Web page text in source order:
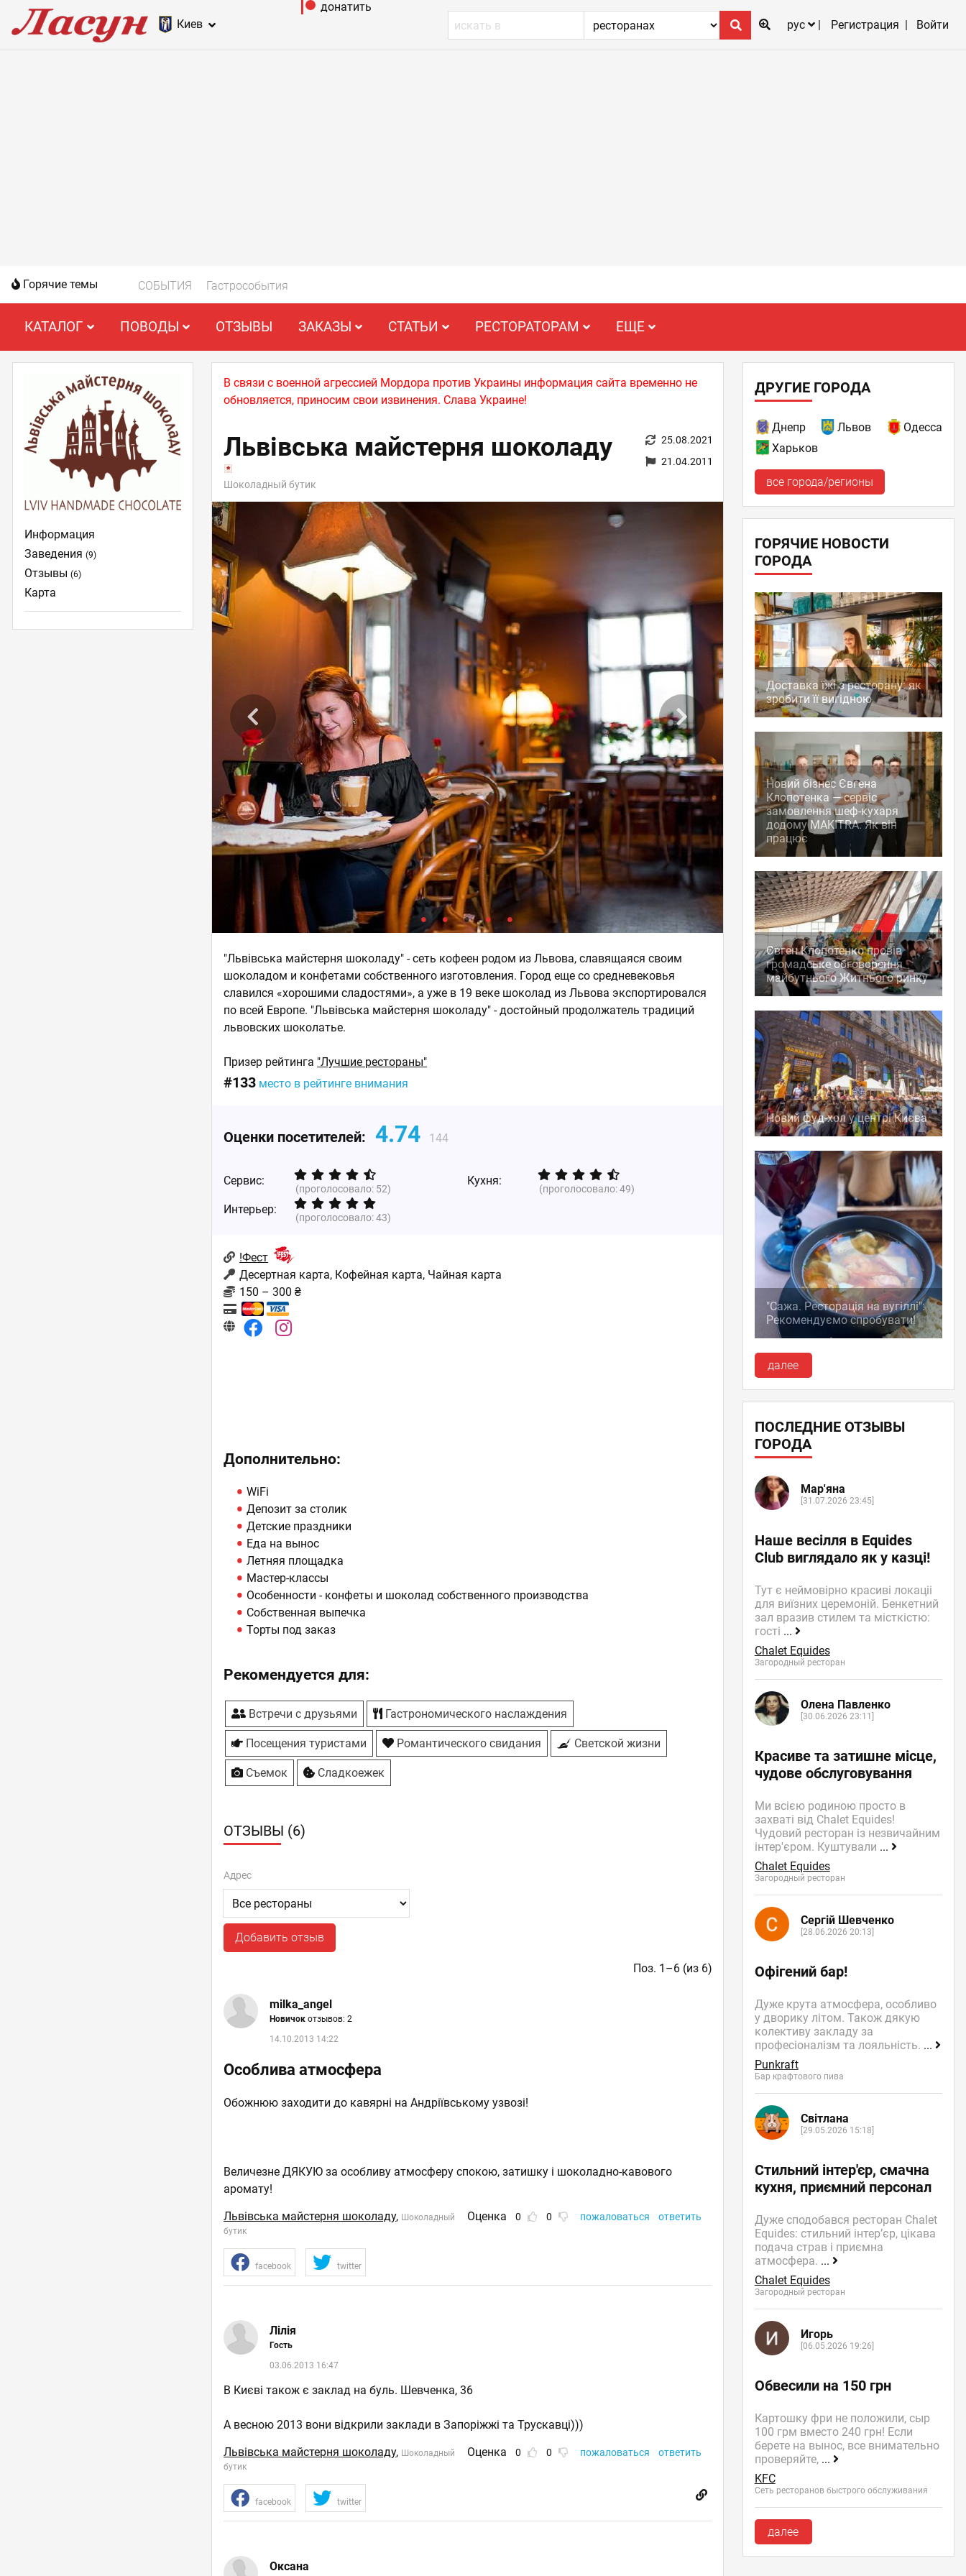
Киев
донатить
рус
Регистрация Войти
Горячие темы СОБЫТИЯ Гастрособытия
КАТАЛОГ ПОВОДЫ ОТЗЫВЫ ЗАКАЗЫ СТАТЬИ РЕСТОРАТОРАМ ЕЩЕ
В связи с военной агрессией Мордора против Украины информация сайта временно не
обновляется, приносим свои извинения. Слава Украине!
Львівська майстерня шоколаду
Шоколадный бутик
25.08.2021
21.04.2011
"Львівська майстерня шоколаду" - сеть кофеен родом из Львова, славящаяся своим
шоколадом и конфетами собственного изготовления. Город еще со средневековья
славился «хорошими сладостями», а уже в 19 веке шоколад из Львова экспортировался
по всей Европе. "Львівська майстерня шоколаду" - достойный продолжатель традиций
львовских шоколатье.
Призер рейтинга "Лучшие рестораны"
#133 место в рейтинге внимания
Оценки посетителей: 4.74 144
Сервис:
(проголосовало: 52)
Кухня:
(проголосовало:49)
Интерьер:
(проголосовало:43)
!Фест
Десертная карта, Кофейная карта, Чайная карта
150 – 300 ₴
Дополнительно:
WiFi
Депозит за столик
Детские праздники
Еда на вынос
Летняя площадка
Мастер-классы
Особенности - конфеты и шоколад собственного производства
Собственная выпечка
Торты под заказ
Рекомендуется для:
Встречи с друзьями Гастрономического наслаждения
Посещения туристами Романтического свидания Светской жизни
Съемок Сладкоежек
ОТЗЫВЫ (6)
Адрес
Добавить отзыв
Поз. 1–6 (из 6)
milka_angel
Новичокотзывов: 2
14.10.2013 14:22
Особлива атмосфера
Обожнюю заходити до кавярні на Андріївському узвозі!
Величезне ДЯКУЮ за особливу атмосферу спокою, затишку і шоколадно-кавового
аромату!
Львівська майстерня шоколаду, Шоколадный
бутик
Оценка 0 0 пожаловаться ответить
facebook twitter
Лілія
Гость
03.06.2013 16:47
В Києві також є заклад на буль. Шевченка, 36
А весною 2013 вони відкрили заклади в Запоріжжі та Трускавці)))
Львівська майстерня шоколаду, Шоколадный
бутик
Оценка 0 0 пожаловаться ответить
facebook twitter
Оксана
Информация
Заведения(9)
Отзывы(6)
Карта
ДРУГИЕ ГОРОДА
Днепр Львов
Одесса
Харьков
все города/регионы
ГОРЯЧИЕ НОВОСТИ
ГОРОДА
Доставка їжі з ресторану: як
зробити її вигідною
Новий бізнес Євгена
Клопотенка — сервіс
замовлення шеф-кухаря
додому MAKITRA. Як він
працює
Євген Клопотенко провів
громадське обговорення
майбутнього Житнього ринку
Новий фуд-хол у центрі Києва
"Сажа. Ресторація на вугіллі":
Рекомендуємо спробувати!
далее
ПОСЛЕДНИЕ ОТЗЫВЫ
ГОРОДА
Мар'яна
[31.07.2026 23:45]
Наше весілля в Equides
Club виглядало як у казці!
Тут є неймовірно красиві локаціі
для виїзних церемоній. Бенкетний
зал вразив стилем та місткістю:
гості ...
Chalet Equides
Загородный ресторан
Олена Павленко
[30.06.2026 23:11]
Красиве та затишне місце,
чудове обслуговування
Ми всією родиною просто в
захваті від Chalet Equides!
Чудовий ресторан із незвичайним
інтер'єром. Куштували ...
Chalet Equides
Загородный ресторан
Сергій Шевченко
[28.06.2026 20:13]
Офігений бар!
Дуже крута атмосфера, особливо
у дворику літом. Також дякую
колективу закладу за
професіоналізм та лояльність. ...
Punkraft
Бар крафтового пива
Світлана
[29.05.2026 15:18]
Стильний інтер'єр, смачна
кухня, приємний персонал
Дуже сподобався ресторан Chalet
Equides: стильний інтер’єр, цікава
подача страв і приємна
атмосфера. ...
Chalet Equides
Загородный ресторан
Игорь
[06.05.2026 19:26]
Обвесили на 150 грн
Картошку фри не положили, сыр
100 грм вместо 240 грн! Если
берете на вынос, все внимательно
проверяйте, ...
KFC
Сеть ресторанов быстрого обслуживания
далее